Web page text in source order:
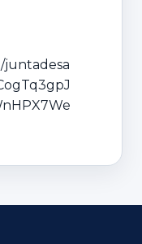
juntadesa